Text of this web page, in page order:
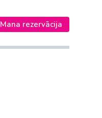
Mana rezervācija